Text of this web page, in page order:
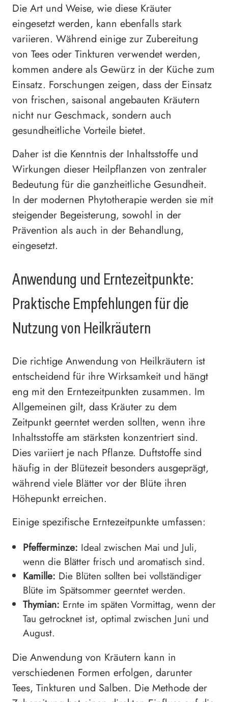
Die Art und Weise, wie diese Kräuter
eingesetzt werden, kann ebenfalls stark
variieren. Während einige zur Zubereitung
von Tees oder Tinkturen verwendet werden,
kommen andere als Gewürz in der Küche zum
Einsatz. Forschungen zeigen, dass der Einsatz
von frischen, saisonal angebauten Kräutern
nicht nur Geschmack, sondern auch
gesundheitliche Vorteile bietet.
Daher ist die Kenntnis der Inhaltsstoffe und
Wirkungen dieser Heilpflanzen von zentraler
Bedeutung für die ganzheitliche Gesundheit.
In der modernen Phytotherapie werden sie mit
steigender Begeisterung, sowohl in der
Prävention als auch in der Behandlung,
eingesetzt.
Anwendung und Erntezeitpunkte:
Praktische Empfehlungen für die
Nutzung von Heilkräutern
Die richtige Anwendung von Heilkräutern ist
entscheidend für ihre Wirksamkeit und hängt
eng mit den Erntezeitpunkten zusammen. Im
Allgemeinen gilt, dass Kräuter zu dem
Zeitpunkt geerntet werden sollten, wenn ihre
Inhaltsstoffe am stärksten konzentriert sind.
Dies variiert je nach Pflanze. Duftstoffe sind
häufig in der Blütezeit besonders ausgeprägt,
während viele Blätter vor der Blüte ihren
Höhepunkt erreichen.
Einige spezifische Erntezeitpunkte umfassen:
Pfefferminze: Ideal zwischen Mai und Juli,
wenn die Blätter frisch und aromatisch sind.
Kamille: Die Blüten sollten bei vollständiger
Blüte im Spätsommer geerntet werden.
Thymian: Ernte im späten Vormittag, wenn der
Tau getrocknet ist, optimal zwischen Juni und
August.
Die Anwendung von Kräutern kann in
verschiedenen Formen erfolgen, darunter
Tees, Tinkturen und Salben. Die Methode der